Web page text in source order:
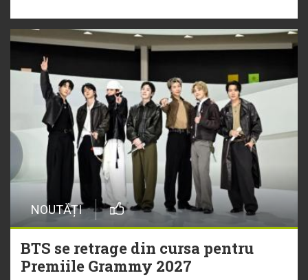
NOUTĂȚI
BTS se retrage din cursa pentru
Premiile Grammy 2027